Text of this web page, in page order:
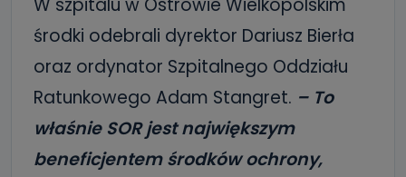
W szpitalu w Ostrowie Wielkopolskim
środki odebrali dyrektor Dariusz Bierła
oraz ordynator Szpitalnego Oddziału
Ratunkowego Adam Stangret. – To
właśnie SOR jest największym
beneficjentem środków ochrony,